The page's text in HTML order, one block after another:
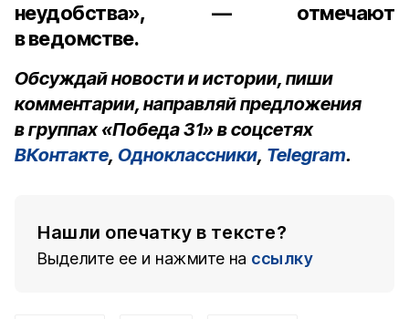
неудобства», — отмечают
в ведомстве.
Обсуждай новости и истории, пиши
комментарии, направляй предложения
в группах «Победа 31» в соцсетях
ВКонтакте, Одноклассники, Telegram.
Нашли опечатку в тексте?
Выделите ее и нажмите на ссылку